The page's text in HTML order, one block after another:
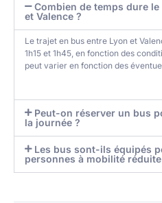
Combien de temps dure
et Valence ?
Le trajet en bus entre Lyon et
1h15 et 1h45, en fonction des
peut varier en fonction des
Peut-on réserver un bus
la journée ?
Les bus sont-ils équipés
personnes à mobilité réduite